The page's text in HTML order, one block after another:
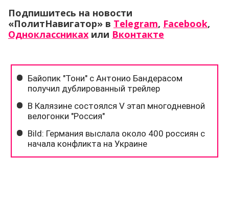
Подпишитесь на новости
«ПолитНавигатор» в Telegram, Facebook,
Одноклассниках или Вконтакте